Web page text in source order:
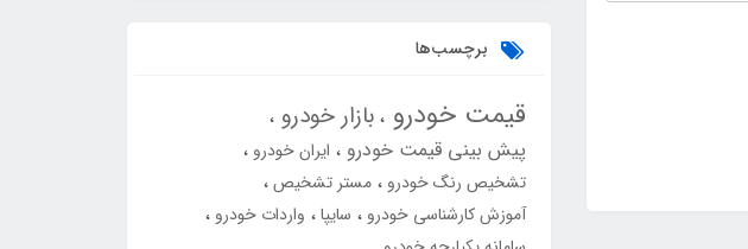
برچسب‌ها
قیمت خودرو بازار خودرو
پیش بینی قیمت خودرو ایران خودرو
تشخیص رنگ خودرو مستر تشخیص
آموزش کارشناسی خودرو سایپا واردات خودرو